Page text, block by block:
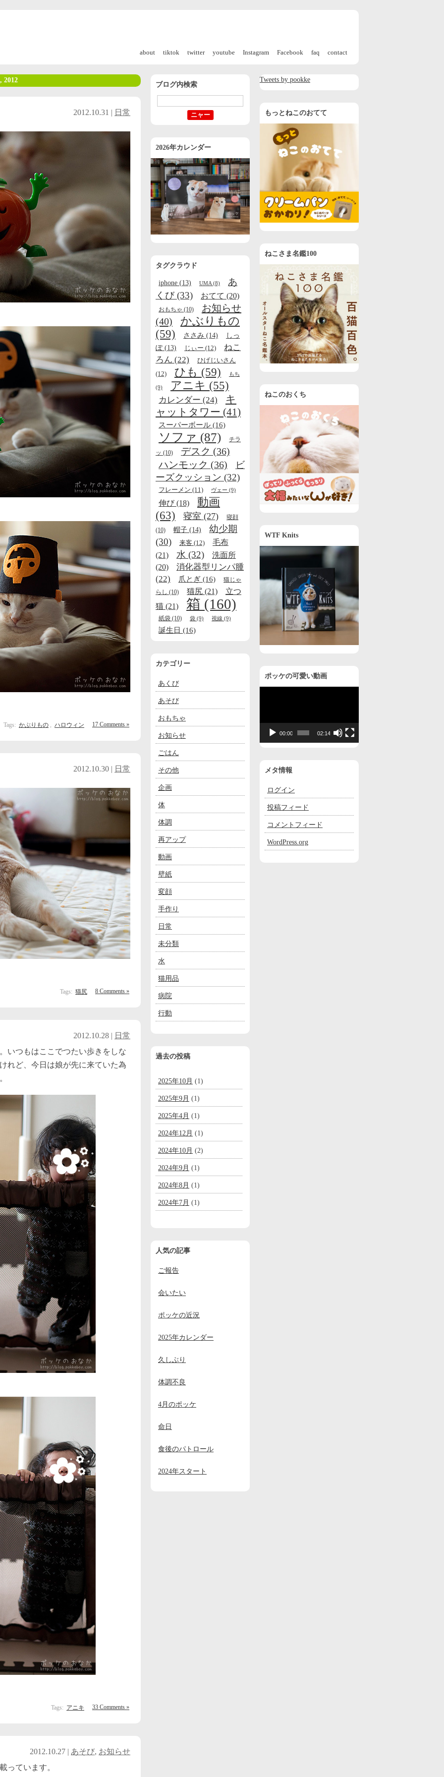
about tiktok twitter youtube Instagram Facebook faq contact
2012
2012.10.31 | 日常
17 Comments »
Tags: かぶりもの , ハロウィン
2012.10.30 | 日常
8 Comments »
Tags: 猫尻
2012.10.28 | 日常
いつもはここでつたい歩きをしな
れど、今日は娘が先に来ていた為
33 Comments »
Tags: アニキ
2012.10.27 | あそび, お知らせ
っています。
ブログ内検索
2026年カレンダー
タグクラウド
iphone (13) UMA (8)
あ
くび(33) おてて (20)
おもちゃ (10)
お知らせ
(40)
かぶりもの
(59)
ささみ (14)
しっ
ぽ(13) じぃー (12)
ねこ
ろん (22)
ひげじいさん
(12)
ひも (59) もち
(9) アニキ (55)
カレンダー (24)
キ
ャットタワー (41)
スーパーボール (16)
ソファ (87)
チラ
ッ (10) デスク (36)
ハンモック (36)
ビ
ーズクッション (32)
フレーメン (11) ヴェー (9)
伸び (18)
動画
(63)
寝室 (27)
寝顔
(10)
帽子 (14)
幼少期
(30)
来客 (12)
毛布
(21)
水 (32)
洗面所
(20)
消化器型リンパ腫
(22)
爪とぎ (16)
猫じゃ
らし (10) 猫尻 (21)
立つ
猫 (21) 箱 (160)
紙袋 (10) 袋 (9) 視線 (9)
誕生日 (16)
カテゴリー
あくび
あそび
おもちゃ
お知らせ
ごはん
その他
企画
体
体調
再アップ
動画
壁紙
変顔
手作り
日常
未分類
水
猫用品
病院
行動
過去の投稿
2025年10月 (1)
2025年9月 (1)
2025年4月 (1)
2024年12月 (1)
2024年10月 (2)
2024年9月 (1)
2024年8月 (1)
2024年7月 (1)
2024年4月
2024年3月
2024年2月
2023年11月(2)
2023年10月
2023年6月
2023年5月 (1)
人気の記事
ご報告
会いたい
ポッケの近況
2025年カレンダー
久しぶり
体調不良
4月のポッケ
命日
食後のパトロール
2024年スタート
Tweets by pookke
もっとねこのおてて
ねこさま名鑑100
ねこのおくち
WTF Knits
ポッケの可愛い動画
レ
00:00 02:14
メタ情報
ログイン
投稿フィード
コメントフィード
WordPress.org